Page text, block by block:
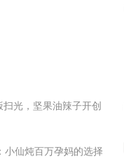
光，坚果油辣子开创